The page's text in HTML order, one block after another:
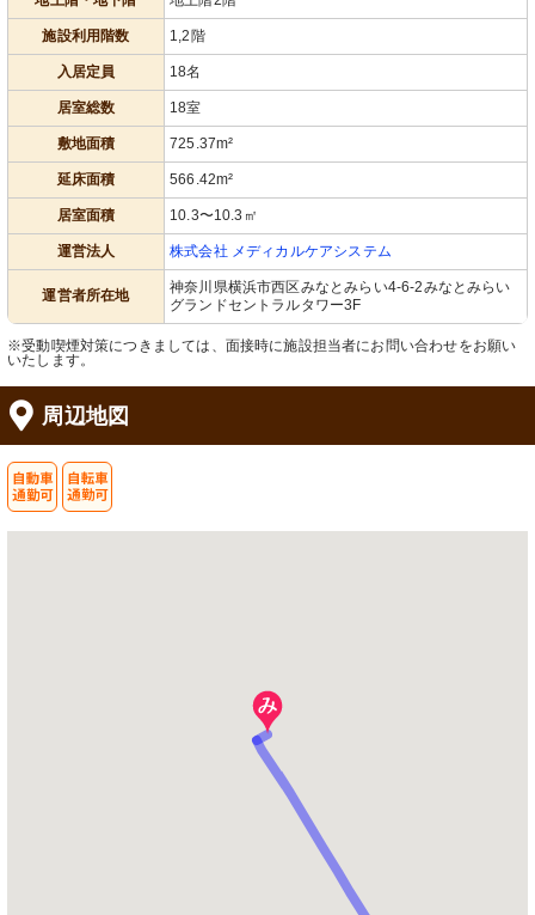
施設利用階数 1,2階
入居定員 18名
居室総数 18室
敷地面積 725.37m²
延床面積 566.42m²
居室面積 10.3〜10.3㎡
運営法人 株式会社 メディカルケアシステム
運営者所在地
神奈川県横浜市西区みなとみらい4-6-2みなとみらい
グランドセントラルタワー3F
※受動喫煙対策につきましては、面接時に施設担当者にお問い合わせをお願い
いたします。
周辺地図